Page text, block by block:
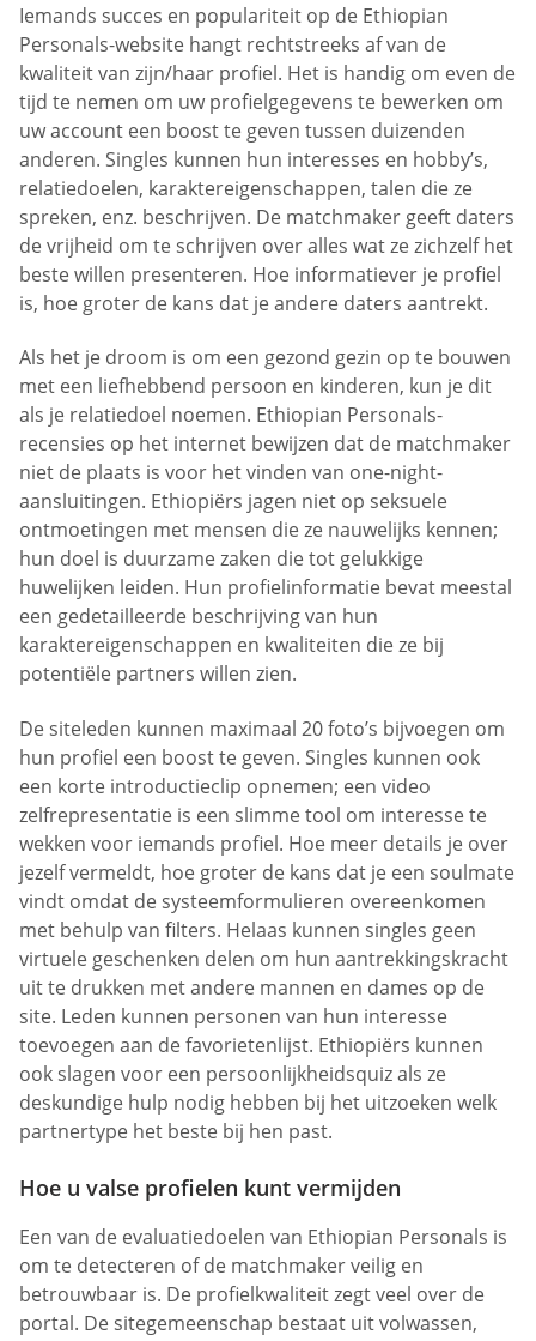
Iemands succes en populariteit op de Ethiopian
Personals-website hangt rechtstreeks af van de
kwaliteit van zijn/haar profiel. Het is handig om even de
tijd te nemen om uw profielgegevens te bewerken om
uw account een boost te geven tussen duizenden
anderen. Singles kunnen hun interesses en hobby’s,
relatiedoelen, karaktereigenschappen, talen die ze
spreken, enz. beschrijven. De matchmaker geeft daters
de vrijheid om te schrijven over alles wat ze zichzelf het
beste willen presenteren. Hoe informatiever je profiel
is, hoe groter de kans dat je andere daters aantrekt.
Als het je droom is om een gezond gezin op te bouwen
met een liefhebbend persoon en kinderen, kun je dit
als je relatiedoel noemen. Ethiopian Personals-
recensies op het internet bewijzen dat de matchmaker
niet de plaats is voor het vinden van one-night-
aansluitingen. Ethiopiërs jagen niet op seksuele
ontmoetingen met mensen die ze nauwelijks kennen;
hun doel is duurzame zaken die tot gelukkige
huwelijken leiden. Hun profielinformatie bevat meestal
een gedetailleerde beschrijving van hun
karaktereigenschappen en kwaliteiten die ze bij
potentiële partners willen zien.
De siteleden kunnen maximaal 20 foto’s bijvoegen om
hun profiel een boost te geven. Singles kunnen ook
een korte introductieclip opnemen; een video
zelfrepresentatie is een slimme tool om interesse te
wekken voor iemands profiel. Hoe meer details je over
jezelf vermeldt, hoe groter de kans dat je een soulmate
vindt omdat de systeemformulieren overeenkomen
met behulp van filters. Helaas kunnen singles geen
virtuele geschenken delen om hun aantrekkingskracht
uit te drukken met andere mannen en dames op de
site. Leden kunnen personen van hun interesse
toevoegen aan de favorietenlijst. Ethiopiërs kunnen
ook slagen voor een persoonlijkheidsquiz als ze
deskundige hulp nodig hebben bij het uitzoeken welk
partnertype het beste bij hen past.
Hoe u valse profielen kunt vermijden
Een van de evaluatiedoelen van Ethiopian Personals is
om te detecteren of de matchmaker veilig en
betrouwbaar is. De profielkwaliteit zegt veel over de
portal. De sitegemeenschap bestaat uit volwassen,